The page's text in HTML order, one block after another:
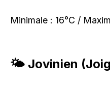
Minimale : 16°C /
🌤️ Jovinien